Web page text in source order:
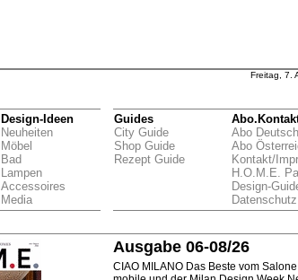
Freitag, 7.
Design-Ideen
Neuheiten
Möbel
Bad
Lampen
Accessoires
Media
Guides
City Guide
Shop Guide
Rezept Guide
Abo
Abo
Kontakt/
H.O.M.E.
Design-
Datenschutz
Ausgabe 06-08/26
CIAO MILANO Das Beste vom Salone